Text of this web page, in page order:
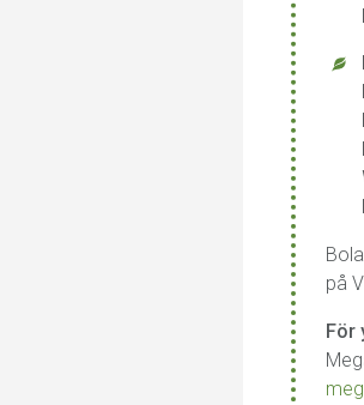
på
För